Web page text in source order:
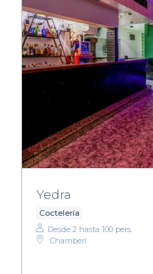
Yedra
Coctelería
Desde 2 hasta 100 pers.
Chamberí